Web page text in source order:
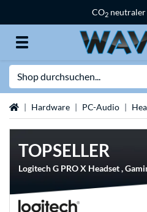
CO2 neutraler
StartseiteHardware PC-Audio
TOPSELLER
Logitech G PRO X Headset ,